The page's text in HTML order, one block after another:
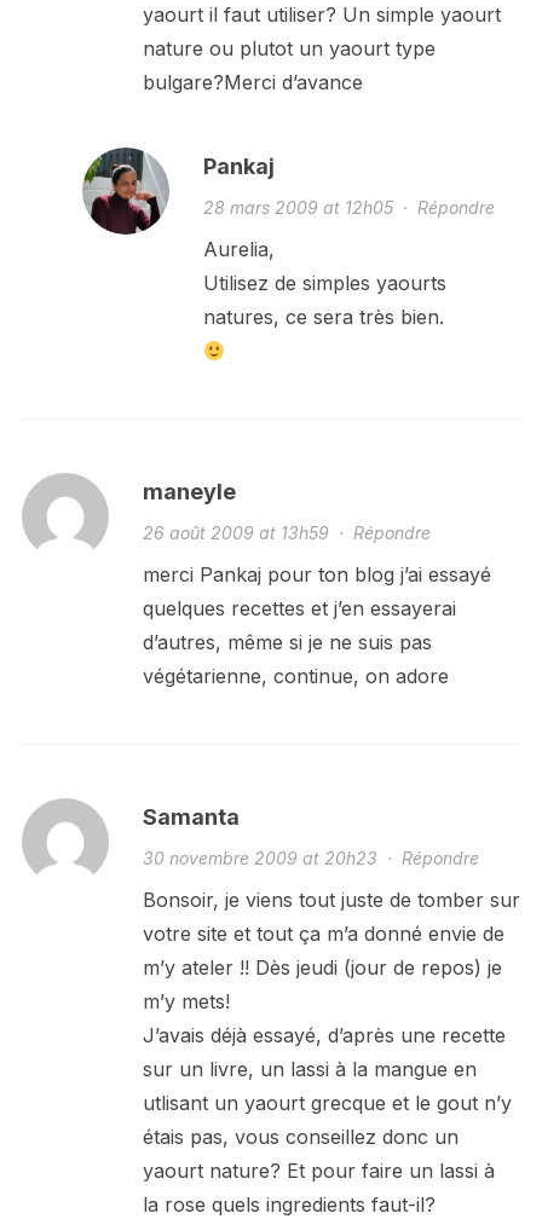
yaourt il faut utiliser? Un simple yaourt
nature ou plutot un yaourt type
bulgare?Merci d’avance
Pankaj
28 mars 2009 at 12h05· Répondre
Aurelia,
Utilisez de simples yaourts
natures, ce sera très bien.
maneyle
26 août 2009 at 13h59 · Répondre
merci Pankaj pour ton blog j’ai essayé
quelques recettes et j’en essayerai
d’autres, même si je ne suis pas
végétarienne, continue, on adore
Samanta
30 novembre 2009 at 20h23 · Répondre
Bonsoir, je viens tout juste de tomber sur
votre site et tout ça m’a donné envie de
m’y ateler !! Dès jeudi (jour de repos) je
m’y mets!
J’avais déjà essayé, d’après une recette
sur un livre, un lassi à la mangue en
utlisant un yaourt grecque et le gout n’y
étais pas, vous conseillez donc un
yaourt nature? Et pour faire un lassi à
la rose quels ingredients faut-il?